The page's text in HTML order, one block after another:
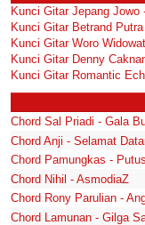
Kunci Gitar Jepang
Kunci Gitar Betrand
Kunci Gitar Woro
Kunci Gitar Denny
Kunci Gitar Romantic
Chord Sal Priadi - Gala
Chord Anji - Selamat
Chord Pamungkas - Putus
Chord Nihil - AsmodiaZ
Chord Rony Parulian -
Chord Lamunan - Gilga